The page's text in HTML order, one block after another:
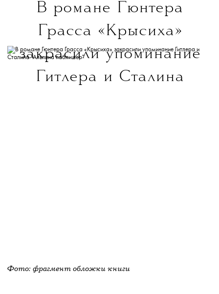
В романе Гюнтера
Грасса «Крысиха»
закрасили упоминание
Гитлера и Сталина
Фото: фрагмент обложки книги